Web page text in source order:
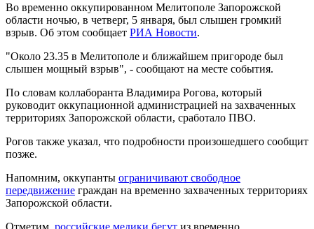
Во временно оккупированном Мелитополе Запорожской
области ночью, в четверг, 5 января, был слышен громкий
взрыв. Об этом сообщает РИА Новости.
"Около 23.35 в Мелитополе и ближайшем пригороде был
слышен мощный взрыв", - сообщают на месте события.
По словам коллаборанта Владимира Рогова, который
руководит оккупационной администрацией на захваченных
территориях Запорожской области, сработало ПВО.
Рогов также указал, что подробности произошедшего сообщит
позже.
Напомним, оккупанты ограничивают свободное
передвижение граждан на временно захваченных территориях
Запорожской области.
Отметим, российские медики бегут из временно